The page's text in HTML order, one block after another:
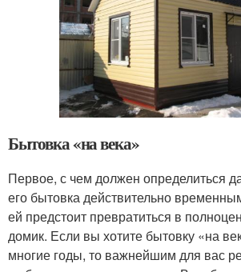
Бытовка «на века»
Первое, с чем должен определиться
его бытовка действительно
ей предстоит превратиться в
домик. Если вы хотите бытовку «на
многие годы, то важнейшим для вас